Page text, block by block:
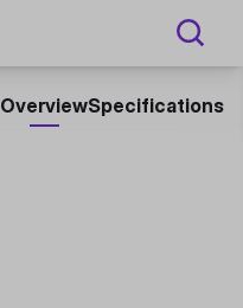
OverviewSpecifications